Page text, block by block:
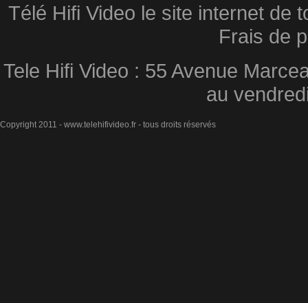
Télé Hifi Video le site internet de
Frais de
Tele Hifi Video : 55 Avenue
au
Copyright 2011 - www.telehifivideo.fr - tous droits réservés